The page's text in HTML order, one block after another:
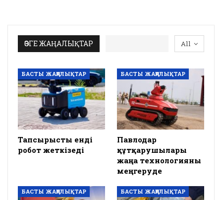
All
ӨЗГЕ ЖАҢАЛЫҚТАР
БАСТЫ ЖАҢАЛЫҚТАР
Тапсырысты енді
робот жеткізеді
БАСТЫ ЖАҢАЛЫҚТАР
Павлодар
құтқарушылары
жаңа технологияны
меңгеруде
БАСТЫ ЖАҢАЛЫҚТАР БАСТЫ ЖАҢАЛЫҚТАР